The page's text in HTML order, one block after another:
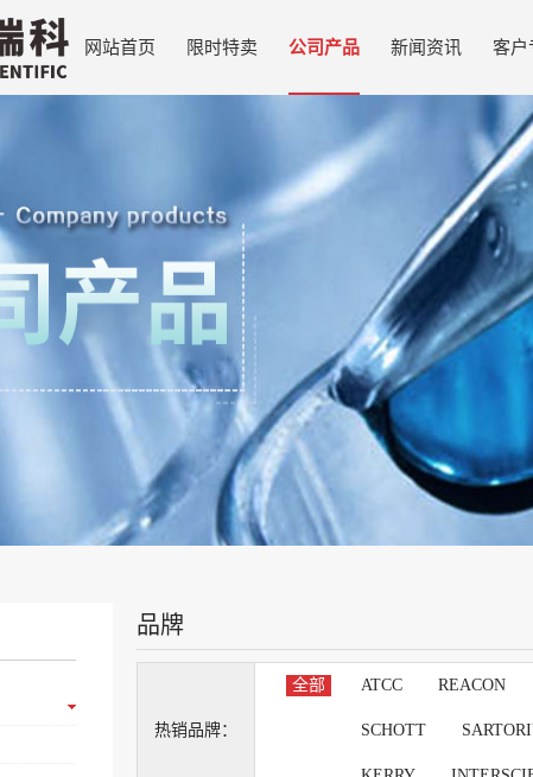
网站首页 限时特卖 公司产品 新闻资讯 客户
品牌
热销品牌：
全部 ATCC REACON
SCHOTT